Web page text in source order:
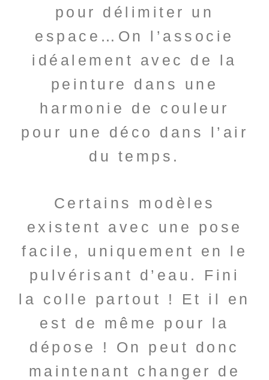
pour délimiter un
espace…On l’associe
idéalement avec de la
peinture dans une
harmonie de couleur
pour une déco dans l’air
du temps.
Certains modèles
existent avec une pose
facile, uniquement en le
pulvérisant d’eau. Fini
la colle partout ! Et il en
est de même pour la
dépose ! On peut donc
maintenant changer de